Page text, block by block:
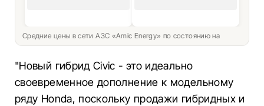
Средние цены в сети АЗС «Amic Energy» по состоянию на
"Новый гибрид Civic - это идеально
своевременное дополнение к модельному
ряду Honda, поскольку продажи гибридных и